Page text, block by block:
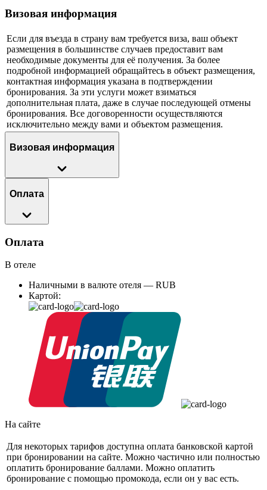
Визовая информация
Если для въезда в страну вам требуется виза, ваш объект
размещения в большинстве случаев предоставит вам
необходимые документы для её получения. За более
подробной информацией обращайтесь в объект размещения,
контактная информация указана в подтверждении
бронирования. За эти услуги может взиматься
дополнительная плата, даже в случае последующей отмены
бронирования. Все договоренности осуществляются
исключительно между вами и объектом размещения.
Визовая информация
Оплата
Оплата
В отеле
Наличными в валюте отеля — RUB
Картой:
На сайте
Для некоторых тарифов доступна оплата банковской картой
при бронировании на сайте. Можно частично или полностью
оплатить бронирование баллами. Можно оплатить
бронирование с помощью промокода, если он у вас есть.